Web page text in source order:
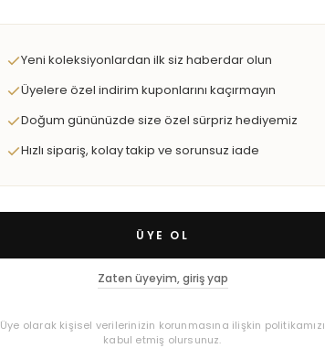
Yeni koleksiyonlardan ilk siz haberdar olun
Üyelere özel indirim kuponlarını kaçırmayın
Doğum gününüzde size özel sürpriz hediyemiz
Hızlı sipariş, kolay takip ve sorunsuz iade
ÜYE OL
Zaten üyeyim, giriş yap
Üye olarak kişisel verilerinizin korunmasına ilişkin politikamızı
kabul etmiş olursunuz.